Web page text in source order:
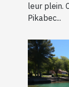
leur plein.
Pikabec...